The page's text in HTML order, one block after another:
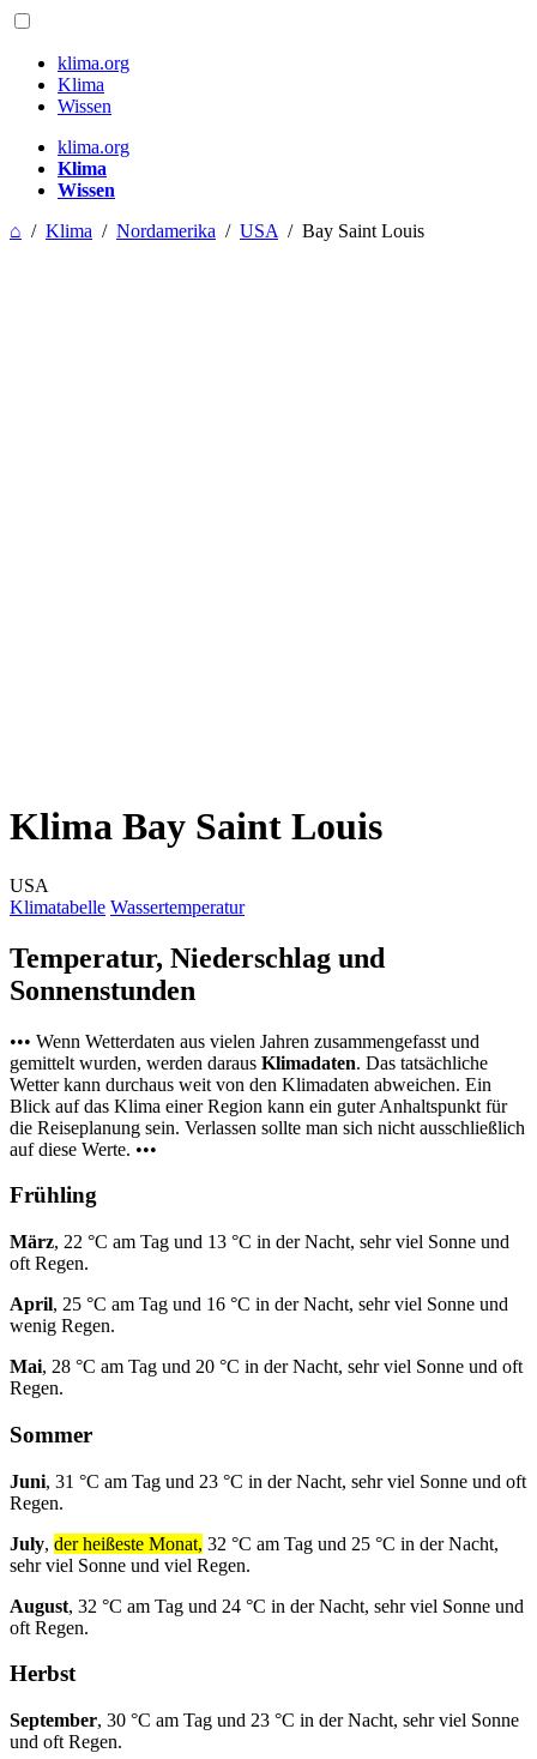
klima.org
Klima
Wissen
klima.org
Klima
Wissen
⌂ / Klima / Nordamerika / USA / Bay Saint Louis
Klima Bay Saint Louis
USA
Klimatabelle Wassertemperatur
Temperatur, Niederschlag und
Sonnenstunden
••• Wenn Wetterdaten aus vielen Jahren zusammengefasst und
gemittelt wurden, werden daraus Klimadaten. Das tatsächliche
Wetter kann durchaus weit von den Klimadaten abweichen. Ein
Blick auf das Klima einer Region kann ein guter Anhaltspunkt für
die Reiseplanung sein. Verlassen sollte man sich nicht ausschließlich
auf diese Werte. •••
Frühling
März, 22 °C am Tag und 13 °C in der Nacht, sehr viel Sonne und
oft Regen.
April, 25 °C am Tag und 16 °C in der Nacht, sehr viel Sonne und
wenig Regen.
Mai, 28 °C am Tag und 20 °C in der Nacht, sehr viel Sonne und oft
Regen.
Sommer
Juni, 31 °C am Tag und 23 °C in der Nacht, sehr viel Sonne und oft
Regen.
July, der heißeste Monat, 32 °C am Tag und 25 °C in der Nacht,
sehr viel Sonne und viel Regen.
August, 32 °C am Tag und 24 °C in der Nacht, sehr viel Sonne und
oft Regen.
Herbst
September, 30 °C am Tag und 23 °C in der Nacht, sehr viel Sonne
und oft Regen.